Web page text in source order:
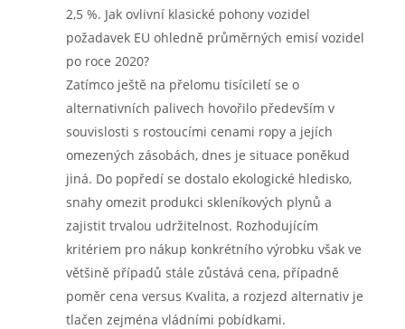
2,5 %. Jak ovlivní klasické pohony vozidel
požadavek EU ohledně průměrných emisí vozidel
po roce 2020?
Zatímco ještě na přelomu tisíciletí se o
alternativních palivech hovořilo především v
souvislosti s rostoucími cenami ropy a jejích
omezených zásobách, dnes je situace poněkud
jiná. Do popředí se dostalo ekologické hledisko,
snahy omezit produkci skleníkových plynů a
zajistit trvalou udržitelnost. Rozhodujícím
kritériem pro nákup konkrétního výrobku však ve
většině případů stále zůstává cena, případně
poměr cena versus Kvalita, a rozjezd alternativ je
tlačen zejména vládními pobídkami.